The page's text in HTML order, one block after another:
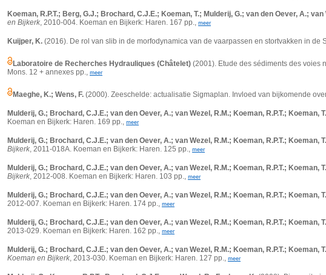
Koeman, R.P.T.; Berg, G.J.; Brochard, C.J.E.; Koeman, T.; Mulderij, G.; van den Oever, A.; van
en Bijkerk , 2010-004. Koeman en Bijkerk: Haren. 167 pp., meer
Kuijper, K. (2016). De rol van slib in de morfodynamica van de vaarpassen en stortvakken in
Laboratoire de Recherches Hydrauliques (Châtelet) (2001). Etude des sédiments des voies
Mons. 12 + annexes pp.,
meer
Maeghe, K.; Wens, F. (2000). Zeeschelde: actualisatie Sigmaplan. Invloed van bijkomende
Mulderij, G.; Brochard, C.J.E.; van den Oever, A.; van Wezel, R.M.; Koeman, R.P.T.; Koeman, T.
Koeman en Bijkerk: Haren. 169 pp.,
meer
Mulderij, G.; Brochard, C.J.E.; van den Oever, A.; van Wezel, R.M.; Koeman, R.P.T.; Koeman, T.
Bijkerk , 2011-018A. Koeman en Bijkerk: Haren. 125 pp., meer
Mulderij, G.; Brochard, C.J.E.; van den Oever, A.; van Wezel, R.M.; Koeman, R.P.T.; Koeman, T.
Bijkerk , 2012-008. Koeman en Bijkerk: Haren. 103 pp., meer
Mulderij, G.; Brochard, C.J.E.; van den Oever, A.; van Wezel, R.M.; Koeman, R.P.T.; Koeman,
2012-007. Koeman en Bijkerk: Haren. 174 pp.,
meer
Mulderij, G.; Brochard, C.J.E.; van den Oever, A.; van Wezel, R.M.; Koeman, R.P.T.; Koeman,
2013-029. Koeman en Bijkerk: Haren. 162 pp.,
meer
Mulderij, G.; Brochard, C.J.E.; van den Oever, A.; van Wezel, R.M.; Koeman, R.P.T.; Koeman,
Koeman en Bijkerk , 2013-030. Koeman en Bijkerk: Haren. 127 pp., meer